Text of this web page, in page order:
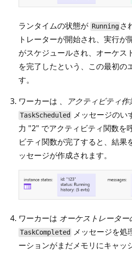
ランタイムの状態が Running さ
トレーターが開始され、実行が
がスケジュールされ、オーケス
を完了したという、この最初の
す。
ワーカーは 、アクティビティ作
TaskScheduled メッセージのい
力 "2" でアクティビティ関数を
ビティ関数が完了すると、結果
ッセージが作成されます。
ワーカーは オーケストレーター
TaskCompleted
メッセージを処
ーションがまだメモリにキャッ